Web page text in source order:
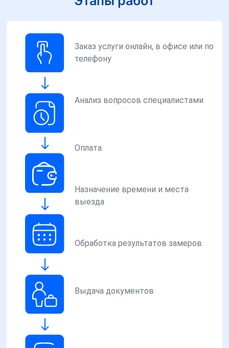
Заказ услуги онлайн, в офисе или по
телефону
Анализ вопросов специалистами
Оплата
Назначение времени и места
выезда
Обработка результатов замеров
Выдача документов